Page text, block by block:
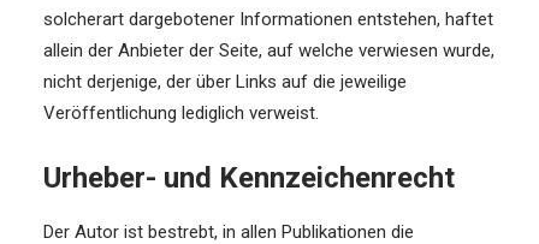
solcherart dargebotener Informationen entstehen, haftet
allein der Anbieter der Seite, auf welche verwiesen wurde,
nicht derjenige, der über Links auf die jeweilige
Veröffentlichung lediglich verweist.
Urheber- und Kennzeichenrecht
Der Autor ist bestrebt, in allen Publikationen die